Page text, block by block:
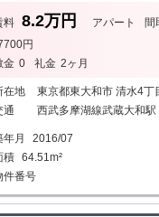
料 8.2万円 アパート
間
円
金 0 礼金 2ヶ月
在地
東京都東大和市 清水4丁
通
西武多摩湖線武蔵大和
年月
2016/07
積 64.51m²
件番号